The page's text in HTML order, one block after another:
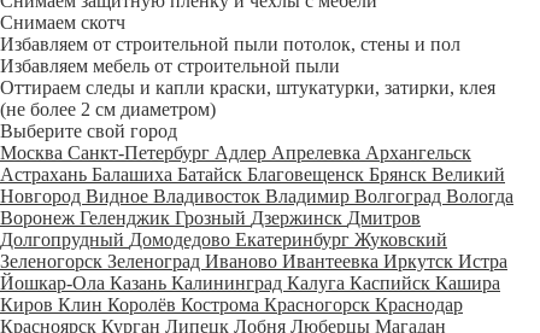
Снимаем скотч
Избавляем от строительной пыли потолок, стены и пол
Избавляем мебель от строительной пыли
Оттираем следы и капли краски, штукатурки, затирки, клея
(не более 2 см диаметром)
Выберите свой город
Москва Санкт-Петербург Адлер Апрелевка Архангельск
Астрахань Балашиха Батайск Благовещенск Брянск Великий
Новгород Видное Владивосток Владимир Волгоград Вологда
Воронеж Геленджик Грозный Дзержинск Дмитров
Долгопрудный Домодедово Екатеринбург Жуковский
Зеленогорск Зеленоград Иваново Ивантеевка Иркутск Истра
Йошкар-Ола Казань Калининград Калуга Каспийск Кашира
Киров Клин Королёв Кострома Красногорск Краснодар
Красноярск Курган Липецк Лобня Люберцы Магадан